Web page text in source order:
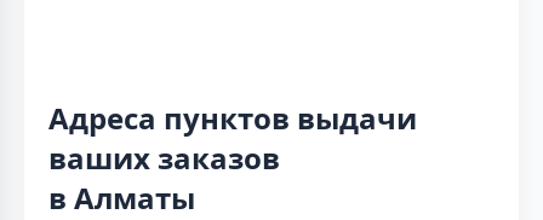
Адреса пунктов выдачи
ваших заказов
в Алматы